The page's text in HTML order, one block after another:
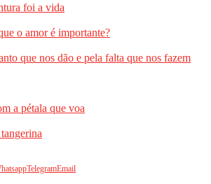
foi a vida
o amor é importante?
que nos dão e pela falta que nos fazem
a pétala que voa
TelegramEmail